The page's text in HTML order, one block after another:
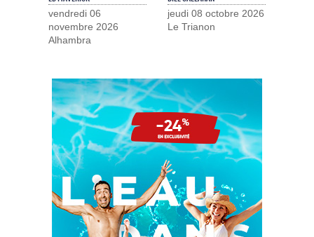
vendredi 06
novembre 2026
Alhambra
jeudi 08 octobre 2026
Le Trianon